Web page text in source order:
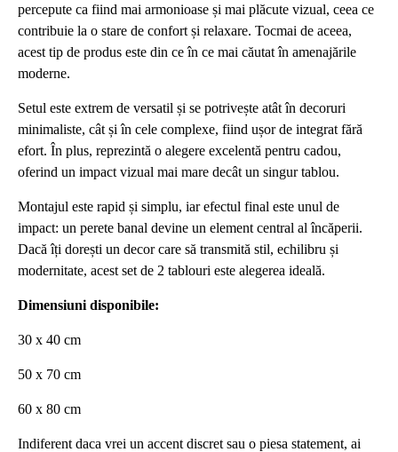
percepute ca fiind mai armonioase și mai plăcute vizual, ceea ce
contribuie la o stare de confort și relaxare. Tocmai de aceea,
acest tip de produs este din ce în ce mai căutat în amenajările
moderne.
Setul este extrem de versatil și se potrivește atât în decoruri
minimaliste, cât și în cele complexe, fiind ușor de integrat fără
efort. În plus, reprezintă o alegere excelentă pentru cadou,
oferind un impact vizual mai mare decât un singur tablou.
Montajul este rapid și simplu, iar efectul final este unul de
impact: un perete banal devine un element central al încăperii.
Dacă îți dorești un decor care să transmită stil, echilibru și
modernitate, acest set de 2 tablouri este alegerea ideală.
Dimensiuni disponibile:
30 x 40 cm
50 x 70 cm
60 x 80 cm
Indiferent daca vrei un accent discret sau o piesa statement, ai